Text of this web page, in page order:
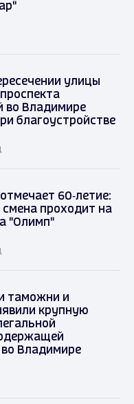
улицы
проспекта
во Владимире
благоустройстве
60‑летие:
проходит на
"Олимп"
таможни и
крупную
Владимире